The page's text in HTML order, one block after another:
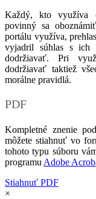
Každý, kto využíva
povinný sa
portálu využíva,
vyjadril súhlas s ich
dodržiavať. Pri
dodržiavať taktiež
morálne pravidlá.
PDF
Kompletné znenie
môžete stiahnuť vo
tohoto typu súboru
programu Adobe
Stiahnuť PDF
×